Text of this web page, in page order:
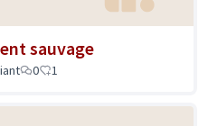
sauvage
0 1